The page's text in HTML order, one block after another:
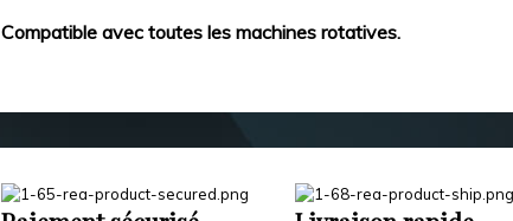
Compatible avec toutes les machines rotatives.